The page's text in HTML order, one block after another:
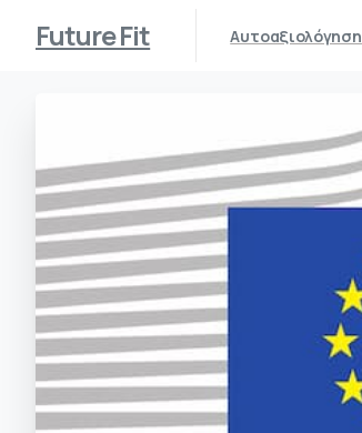
Future Fit Αυτοαξιολόγηση